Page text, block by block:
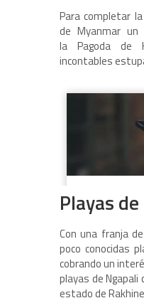
Para completar
de Myanmar un
la Pagoda de
incontables
Playas
Con una franja
poco conocidas
cobrando un
playas de Ngapali
estado de